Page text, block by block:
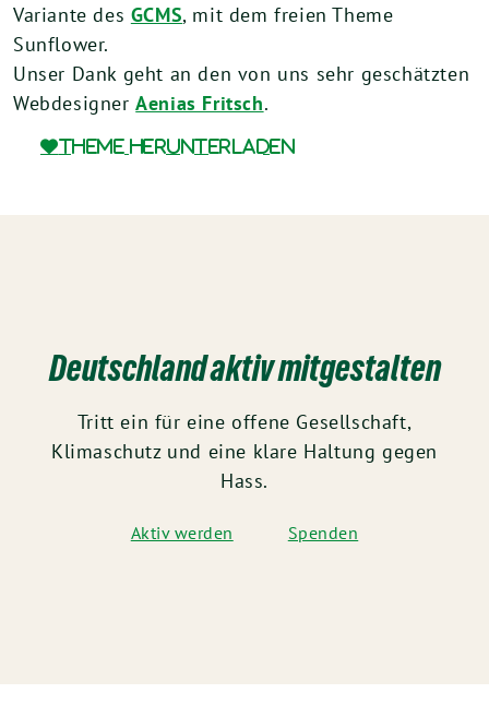
Variante des GCMS, mit dem freien Theme
Sunflower.
Unser Dank geht an den von uns sehr geschätzten
WebdesignerAenias Fritsch.
Theme herunterladen
Deutschland aktiv mitgestalten
Tritt ein für eine offene Gesellschaft,
Klimaschutz und eine klare Haltung gegen
Hass.
Aktiv werden Spenden